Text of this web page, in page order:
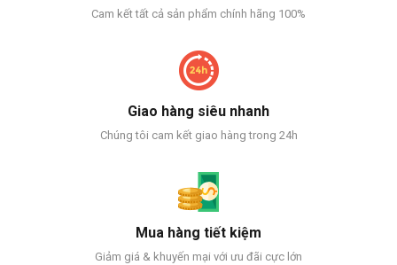
Cam kết tất cả sản phẩm chính hãng 100%
Giao hàng siêu nhanh
Chúng tôi cam kết giao hàng trong 24h
Mua hàng tiết kiệm
Giảm giá & khuyến mại với ưu đãi cực lớn